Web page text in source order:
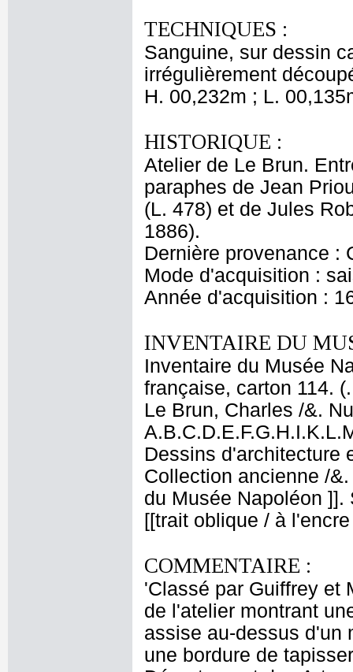
TECHNIQUES :
Sanguine, sur dessin
irrégulièrement
H. 00,232m ; L.
HISTORIQUE :
Atelier de Le Brun.
paraphes de Jean
(L. 478) et de Jules
1886).
Dernière provenance :
Mode d'acquisition :
Année d'acquisition :
INVENTAIRE DU
Inventaire du Musée
française, carton 114.
Le Brun, Charles /&.
Dessins d'architecture
Collection ancienne /
du Musée Napoléon
[[trait oblique / à
COMMENTAIRE :
'Classé par Guiffrey et
de l'atelier montrant
assise au-dessus d'un
une bordure de